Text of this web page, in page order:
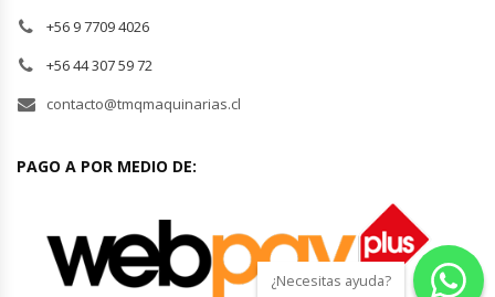
+56 9 7709 4026
+56 44 307 59 72
contacto@tmqmaquinarias.cl
PAGO A POR MEDIO DE:
¿Necesitas ayuda?